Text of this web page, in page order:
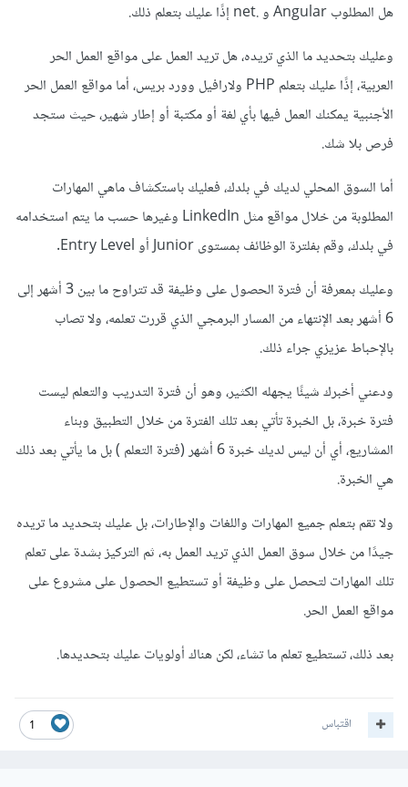
هل المطلوب Angular و .net إذًا عليك بتعلم ذلك.
وعليك بتحديد ما الذي تريده، هل تريد العمل على مواقع العمل الحر
العربية، إذًا عليك بتعلم PHP ولارافيل وورد بريس، أما مواقع العمل الحر
الأجنبية يمكنك العمل فيها بأي لغة أو مكتبة أو إطار شهير، حيث ستجد
فرص بلا شك.
أما السوق المحلي لديك في بلدك، فعليك باستكشاف ماهي المهارات
المطلوبة من خلال مواقع مثل LinkedIn وغيرها حسب ما يتم استخدامه
في بلدك، وقم بفلترة الوظائف بمستوى Junior أو Entry Level.
وعليك بمعرفة أن فترة الحصول على وظيفة قد تتراوح ما بين 3 أشهر إلى
6 أشهر بعد الإنتهاء من المسار البرمجي الذي قررت تعلمه، ولا تصاب
بالإحباط عزيزي جراء ذلك.
ودعني أخبرك شيئًا يجهله الكثير، وهو أن فترة التدريب والتعلم ليست
فترة خبرة، بل الخبرة تأتي بعد تلك الفترة من خلال التطبيق وبناء
المشاريع، أي أن ليس لديك خبرة 6 أشهر (فترة التعلم ) بل ما يأتي بعد ذلك
هي الخبرة.
ولا تقم بتعلم جميع المهارات واللغات والإطارات، بل عليك بتحديد ما تريده
جيدًا من خلال سوق العمل الذي تريد العمل به، ثم التركيز بشدة على تعلم
تلك المهارات لتحصل على وظيفة أو تستطيع الحصول على مشروع على
مواقع العمل الحر.
بعد ذلك، تستطيع تعلم ما تشاء، لكن هناك أولويات عليك بتحديدها.
1 اقتباس